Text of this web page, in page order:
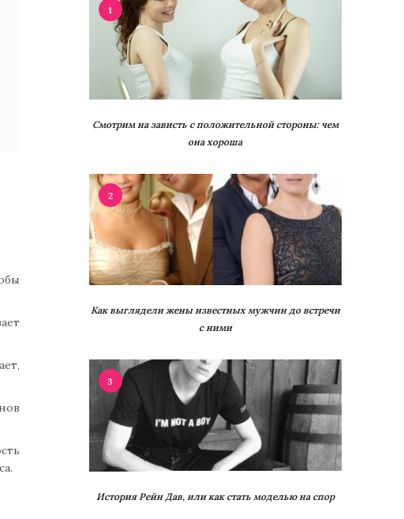
1
Смотрим на зависть с положительной стороны: чем
она хороша
2
Как выглядели жены известных мужчин до встречи
с ними
3
История Рейн Дав, или как стать моделью на спор